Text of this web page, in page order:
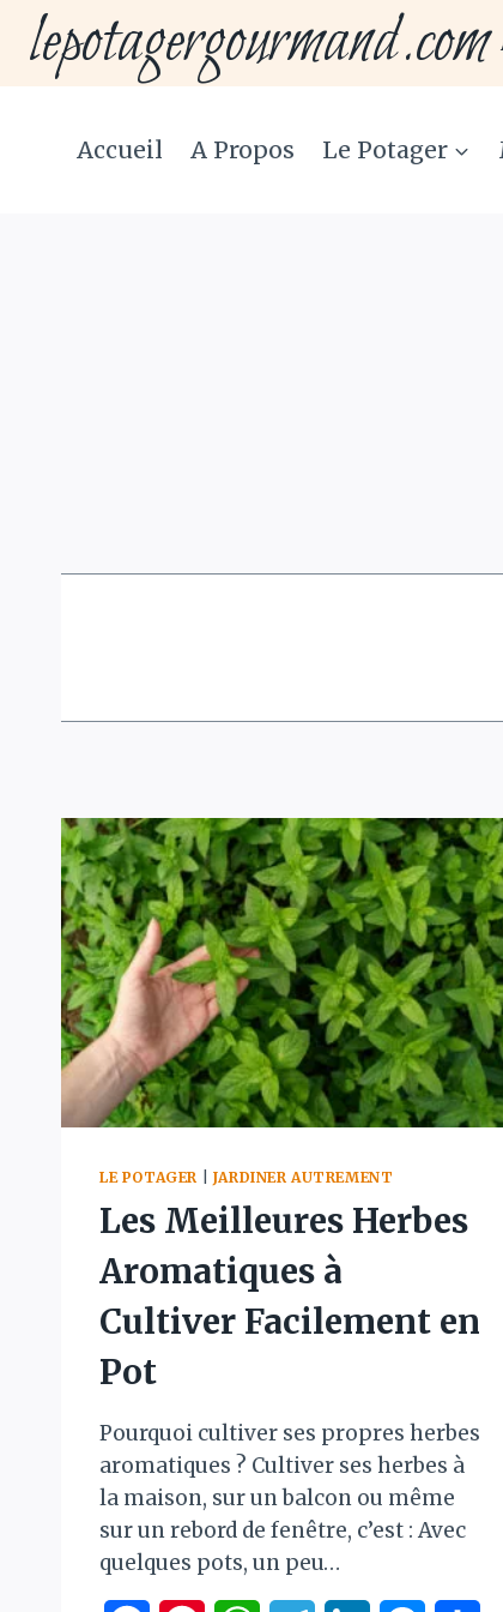
Aller
contenu
lepotagergourmand.com
Accueil A Propos Le Potager
LE POTAGER JARDINER AUTREMENT
Les Meilleures Herbes
Aromatiques à
Cultiver Facilement en
Pot
Pourquoi cultiver ses propres herbes
aromatiques ? Cultiver ses herbes à
la maison, sur un balcon ou même
sur un rebord de fenêtre, c’est : Avec
quelques pots, un peu…